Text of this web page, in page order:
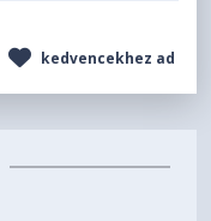
kedvencekhez ad